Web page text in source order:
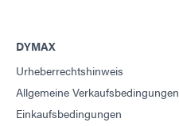
DYMAX
Urheberrechtshinweis
Allgemeine Verkaufsbedingungen
Einkaufsbedingungen